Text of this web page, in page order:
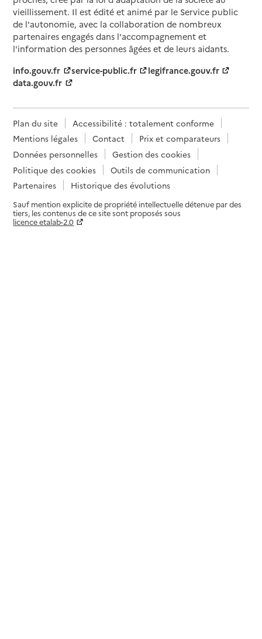
vieillissement. Il est édité et animé par le Service public
de l'autonomie, avec la collaboration de nombreux
partenaires engagés dans l'accompagnement et
l'information des personnes âgées et de leurs aidants.
info.gouv.fr
service-public.fr
legifrance.gouv.fr
data.gouv.fr
Plan du site
Accessibilité : totalement conforme
Mentions légales
Contact
Prix et comparateurs
Données personnelles
Gestion des cookies
Politique des cookies
Outils de communication
Partenaires
Historique des évolutions
Sauf mention explicite de propriété intellectuelle détenue par des
tiers, les contenus de ce site sont proposés sous
licence etalab-2.0